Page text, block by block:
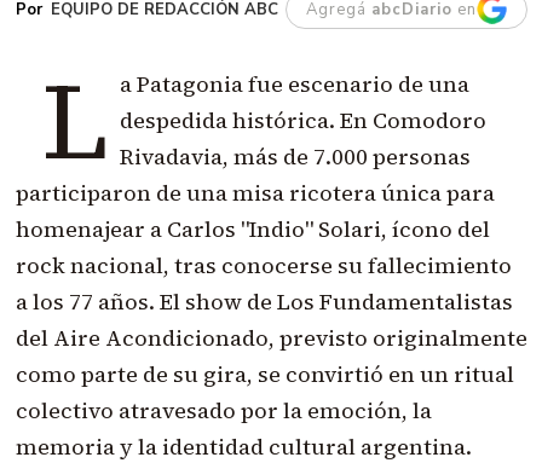
EQUIPO DE REDACCIÓN ABC Agregá abcDiario en
L a Patagonia fue escenario de una
despedida histórica. En Comodoro
Rivadavia, más de 7.000 personas
participaron de una misa ricotera única para
homenajear a Carlos "Indio" Solari, ícono del
rock nacional, tras conocerse su fallecimiento
a los 77 años. El show de Los Fundamentalistas
del Aire Acondicionado, previsto originalmente
como parte de su gira, se convirtió en un ritual
colectivo atravesado por la emoción, la
memoria y la identidad cultural argentina.